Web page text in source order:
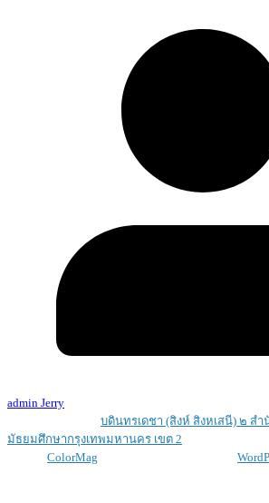
admin Jerry
บดินทรเดชา (สิงห์ สิงหเสนี) ๒ สํ
มัธยมศึกษากรุงเทพมหานคร เขต 2
ColorMag